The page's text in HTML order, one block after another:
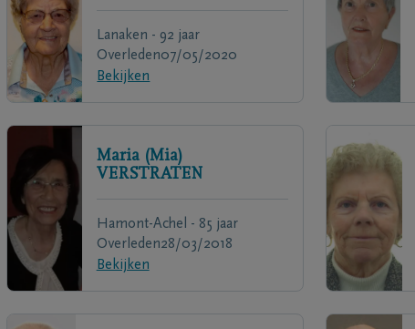
Lanaken - 92 jaar
Overleden07/05/2020
Bekijken
Maria (Mia)
VERSTRATEN
Hamont-Achel - 85 jaar
Overleden28/03/2018
Bekijken